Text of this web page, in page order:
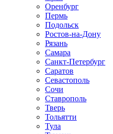
Оренбург
Пермь
Подольск
Ростов-на-Дону
Рязань
Самара
Санкт-Петербург
Саратов
Севастополь
Сочи
Ставрополь
Тверь
Тольятти
Тула